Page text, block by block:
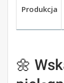
Produkcja
🌼